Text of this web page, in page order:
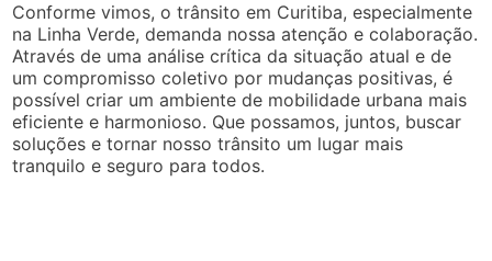
Conforme vimos, o trânsito em Curitiba, especialmente
na Linha Verde, demanda nossa atenção e colaboração.
Através de uma análise crítica da situação atual e de
um compromisso coletivo por mudanças positivas, é
possível criar um ambiente de mobilidade urbana mais
eficiente e harmonioso. Que possamos, juntos, buscar
soluções e tornar nosso trânsito um lugar mais
tranquilo e seguro para todos.